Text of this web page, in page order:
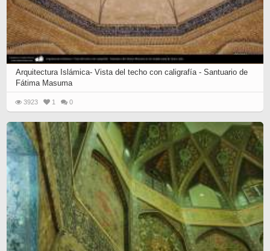
Arquitectura Islámica- Vista del techo con caligrafía - Santuario de
Fátima Masuma
3923 1 0